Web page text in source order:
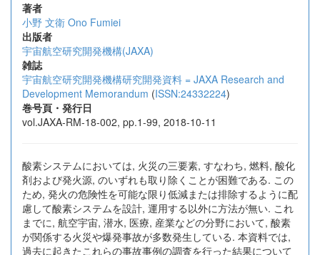
著者
小野 文衛 Ono Fumiei
出版者
宇宙航空研究開発機構(JAXA)
雑誌
宇宙航空研究開発機構研究開発資料 = JAXA Research and
Development Memorandum (ISSN:24332224)
巻号頁・発行日
vol.JAXA-RM-18-002, pp.1-99, 2018-10-11
酸素システムにおいては, 火災の三要素, すなわち, 燃料, 酸化
剤および発火源, のいずれも取り除くことが困難である. この
ため, 発火の危険性を可能な限り低減または排除するように配
慮して酸素システムを設計, 運用する以外に方法が無い. これ
までに, 航空宇宙, 潜水, 医療, 産業などの分野において, 酸素
が関係する火災や爆発事故が多数発生している. 本資料では,
過去に起きたこれらの事故事例の調査を行った結果について